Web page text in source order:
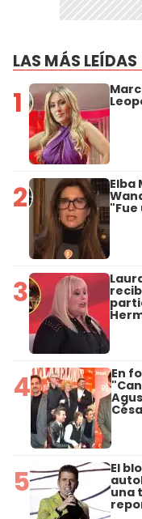
LAS MÁS LEÍDAS
1
2 Elba
3
4 En
5 El
una